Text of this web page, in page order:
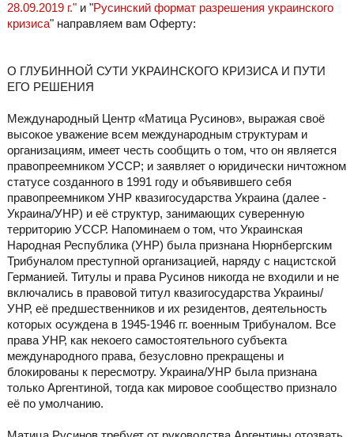
28.09.2019 г."и "Русинский формат разрешения украинского
кризиса" направляем вам Оферту:
О ГЛУБИННОЙ СУТИ УКРАИНСКОГО КРИЗИСА И ПУТИ
ЕГО РЕШЕНИЯ
Международный Центр «Матица Русинов», выражая своё
высокое уважение всем международным структурам и
организациям, имеет честь сообщить о том, что он является
правопреемником УССР; и заявляет о юридически ничтожном
статусе созданного в 1991 году и объявившего себя
правопреемником УНР квазигосударства Украина (далее -
Украина/УНР) и её структур, занимающих суверенную
территорию УССР. Напоминаем о том, что Украинская
Народная Республика (УНР) была признана Нюрнбергским
Трибуналом преступной организацией, наряду с нацистской
Германией. Титулы и права Русинов никогда не входили и не
включались в правовой титул квазигосударства Украины/
УНР, её предшественников и их резидентов, деятельность
которых осуждена в 1945-1946 гг. военным Трибуналом. Все
права УНР, как некоего самостоятельного субъекта
международного права, безусловно прекращены и
блокированы к пересмотру. Украина/УНР была признана
только Аргентиной, тогда как мировое сообщество признало
её по умолчанию.